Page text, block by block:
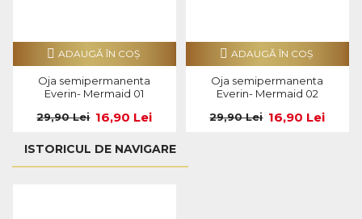
Oja semipermanenta
Everin- Mermaid 01
16,90 Lei
29,90 Lei
ADAUGĂ ÎN COŞ
Oja semipermanenta
Everin- Mermaid 02
16,90 Lei
29,90 Lei
ADAUGĂ ÎN COŞ
ISTORICUL DE NAVIGARE